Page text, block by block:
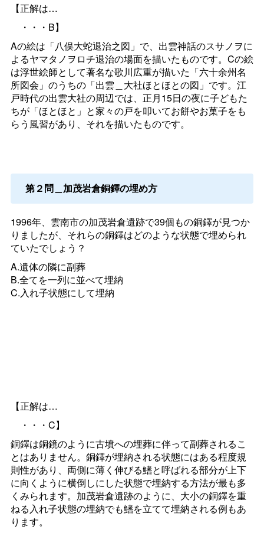
【正解は…
・・・B】
Aの絵は「八俣大蛇退治之図」で、出雲神話のスサノヲに
よるヤマタノヲロチ退治の場面を描いたものです。Cの絵
は浮世絵師として著名な歌川広重が描いた「六十余州名
所図会」のうちの「出雲＿大社ほとほとの図」です。江
戸時代の出雲大社の周辺では、正月15日の夜に子どもた
ちが「ほとほと」と家々の戸を叩いてお餅やお菓子をも
らう風習があり、それを描いたものです。
第２問＿加茂岩倉銅鐸の埋め方
1996年、雲南市の加茂岩倉遺跡で39個もの銅鐸が見つか
りましたが、それらの銅鐸はどのような状態で埋められ
ていたでしょう？
A.遺体の隣に副葬
B.全てを一列に並べて埋納
C.入れ子状態にして埋納
【正解は…
・・・C】
銅鐸は銅鏡のように古墳への埋葬に伴って副葬されるこ
とはありません。銅鐸が埋納される状態にはある程度規
則性があり、両側に薄く伸びる鰭と呼ばれる部分が上下
に向くように横倒しにした状態で埋納する方法が最も多
くみられます。加茂岩倉遺跡のように、大小の銅鐸を重
ねる入れ子状態の埋納でも鰭を立てて埋納される例もあ
ります。